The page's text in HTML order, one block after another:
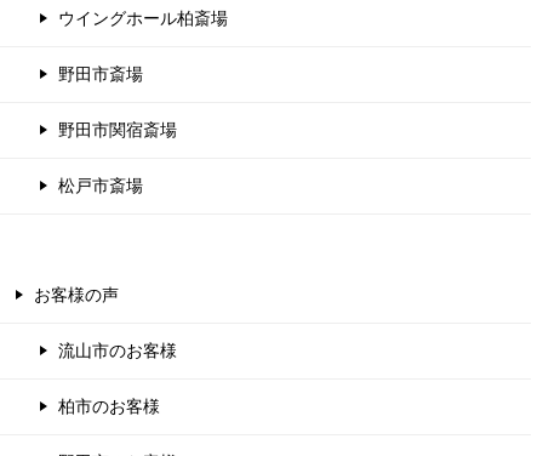
ウイングホール柏斎場
野田市斎場
野田市関宿斎場
松戸市斎場
お客様の声
流山市のお客様
柏市のお客様